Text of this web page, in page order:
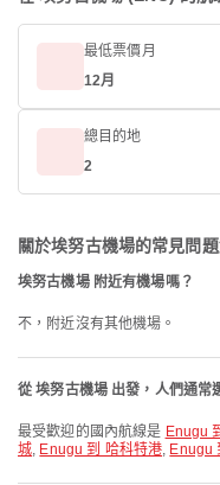
最低票價月
12月
總目的地
2
關於埃努古機場的常見問
埃努古機場 附近有機場嗎？
不，附近沒有其他機場。
從 埃努古機場 出發，人們通常
最受歡迎的國內航線是 Enugu
城, Enugu 到 哈科特港, Enugu